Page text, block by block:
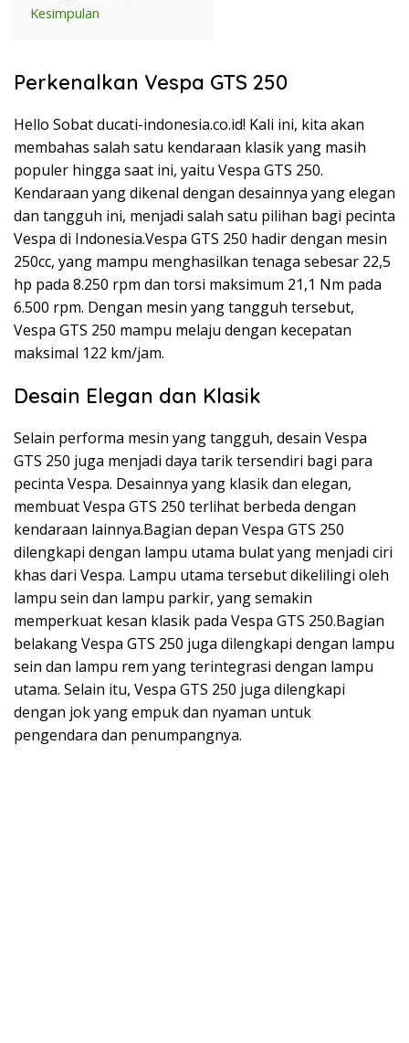
Kesimpulan
Perkenalkan Vespa GTS 250
Hello Sobat ducati-indonesia.co.id! Kali ini, kita akan
membahas salah satu kendaraan klasik yang masih
populer hingga saat ini, yaitu Vespa GTS 250.
Kendaraan yang dikenal dengan desainnya yang elegan
dan tangguh ini, menjadi salah satu pilihan bagi pecinta
Vespa di Indonesia.Vespa GTS 250 hadir dengan mesin
250cc, yang mampu menghasilkan tenaga sebesar 22,5
hp pada 8.250 rpm dan torsi maksimum 21,1 Nm pada
6.500 rpm. Dengan mesin yang tangguh tersebut,
Vespa GTS 250 mampu melaju dengan kecepatan
maksimal 122 km/jam.
Desain Elegan dan Klasik
Selain performa mesin yang tangguh, desain Vespa
GTS 250 juga menjadi daya tarik tersendiri bagi para
pecinta Vespa. Desainnya yang klasik dan elegan,
membuat Vespa GTS 250 terlihat berbeda dengan
kendaraan lainnya.Bagian depan Vespa GTS 250
dilengkapi dengan lampu utama bulat yang menjadi ciri
khas dari Vespa. Lampu utama tersebut dikelilingi oleh
lampu sein dan lampu parkir, yang semakin
memperkuat kesan klasik pada Vespa GTS 250.Bagian
belakang Vespa GTS 250 juga dilengkapi dengan lampu
sein dan lampu rem yang terintegrasi dengan lampu
utama. Selain itu, Vespa GTS 250 juga dilengkapi
dengan jok yang empuk dan nyaman untuk
pengendara dan penumpangnya.